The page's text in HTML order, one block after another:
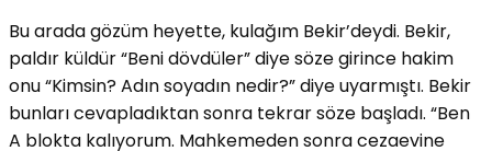
Bu arada gözüm heyette, kulağım Bekir’deydi. Bekir,
paldır küldür “Beni dövdüler” diye söze girince hakim
onu “Kimsin? Adın soyadın nedir?” diye uyarmıştı. Bekir
bunları cevapladıktan sonra tekrar söze başladı. “Ben
A blokta kalıyorum. Mahkemeden sonra cezaevine